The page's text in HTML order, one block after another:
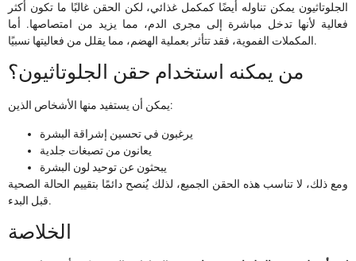
الجلوتاثيون يمكن تناوله أيضًا كمكمل غذائي، لكن الحقن غالبًا ما تكون أكثر
فعالية لأنها تدخل مباشرة إلى مجرى الدم، مما يزيد من امتصاصها. أما
المكملات الفموية، فقد تتأثر بعملية الهضم، مما يقلل من فعاليتها نسبيًا.
من يمكنه استخدام حقن الجلوتاثيون؟
يمكن أن يستفيد منها الأشخاص الذين:
يرغبون في تحسين إشراقة البشرة
يعانون من تصبغات جلدية
يبحثون عن توحيد لون البشرة
ومع ذلك، لا تناسب هذه الحقن الجميع، لذلك يُنصح دائمًا بتقييم الحالة الصحية
قبل البدء.
الخلاصة